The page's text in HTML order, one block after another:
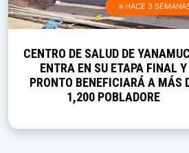
≡ HACE 3
CENTRO DE SALUD DE
ENTRA EN SU ETAPA FINAL Y
PRONTO BENEFICIARÁ A MÁS
1,200 POBLADORE